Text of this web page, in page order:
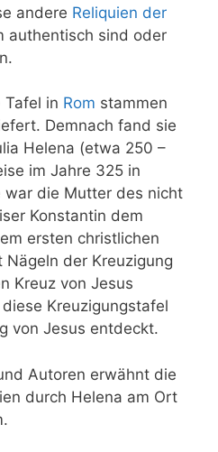
andere Reliquien der
authentisch sind oder
Tafel in Rom stammen
Demnach fand sie
Helena (etwa 250 –
im Jahre 325 in
war die Mutter des nicht
Konstantin dem
ersten christlichen
Nägeln der Kreuzigung
Kreuz von Jesus
Kreuzigungstafel
von Jesus entdeckt.
Autoren erwähnt die
durch Helena am Ort